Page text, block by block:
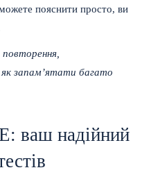
пояснити просто, ви
повторення,
запам’ятати багато
ваш надійний